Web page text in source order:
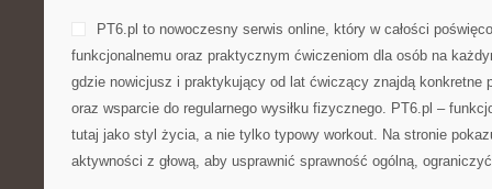
PT6.pl to nowoczesny serwis online, który w całości
funkcjonalnemu oraz praktycznym ćwiczeniom dla osób na
gdzie nowicjusz i praktykujący od lat ćwiczący znajdą konkretne
oraz wsparcie do regularnego wysiłku fizycznego. PT6.pl –
tutaj jako styl życia, a nie tylko typowy workout. Na stronie
aktywności z głową, aby usprawnić sprawność ogólną,